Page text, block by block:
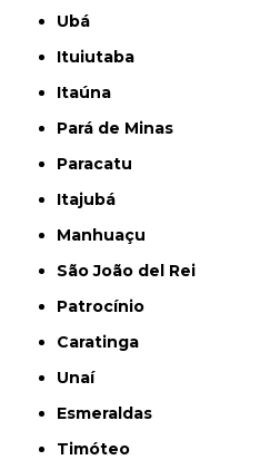
Ubá
Ituiutaba
Itaúna
Pará de Minas
Paracatu
Itajubá
Manhuaçu
São João del Rei
Patrocínio
Caratinga
Unaí
Esmeraldas
Timóteo